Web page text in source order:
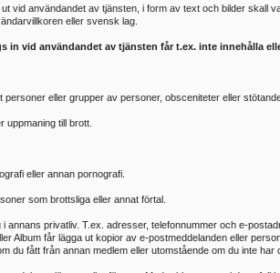
ut vid användandet av tjänsten, i form av text och bilder skall
eller svensk lag.
in vid användandet av tjänsten får t.ex. inte innehålla
personer eller grupper av personer, obsceniteter eller
uppmaning till brott.
eller annan pornografi.
som brottsliga eller annat förtal.
annans privatliv. T.ex. adresser, telefonnummer och e-
Album får lägga ut kopior av e-postmeddelanden eller
du fått från annan medlem eller utomstående om du inte